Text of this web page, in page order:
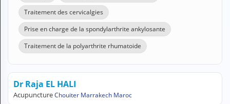
Pharmacie
Médicament
Questions médicales
Clinique
Laboratoire
Traitement des cervicalgies
Prise en charge de la spondylarthrite ankylosante
Traitement de la polyarthrite rhumatoide
Dr Raja EL HALI
AcupunctureChouiter Marrakech Maroc